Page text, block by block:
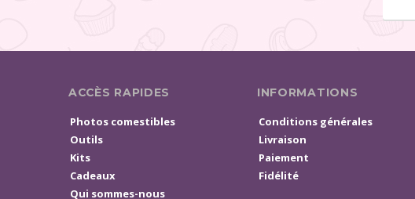
ACCÈS RAPIDES
Photos comestibles
Outils
Kits
Cadeaux
Qui sommes-nous
INFORMATIONS
Conditions générales
Livraison
Paiement
Fidélité